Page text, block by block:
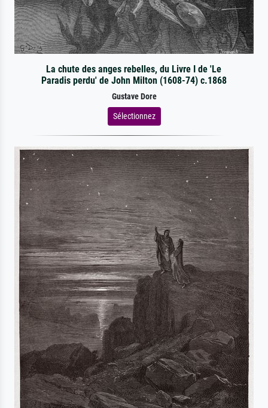
La chute des anges rebelles, du Livre I de 'Le
Paradis perdu' de John Milton (1608-74) c.1868
Gustave Dore
Sélectionnez